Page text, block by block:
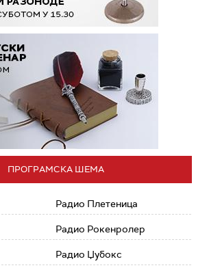
ПРОГРАМСКА ШЕМА
Радио Плетеница
Радио Рокенролер
Радио Џубокс